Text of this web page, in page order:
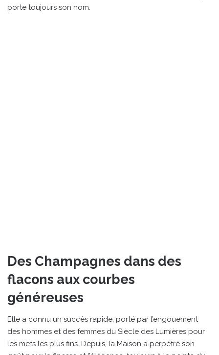
porte toujours son nom.
Des Champagnes dans des
flacons aux courbes
généreuses
Elle a connu un succès rapide, porté par l’engouement
des hommes et des femmes du Siècle des Lumières pour
les mets les plus fins. Depuis, la Maison a perpétré son